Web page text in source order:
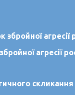
агресії